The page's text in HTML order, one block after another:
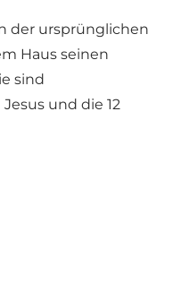
der ursprünglichen
Haus seinen
sind
und die 12